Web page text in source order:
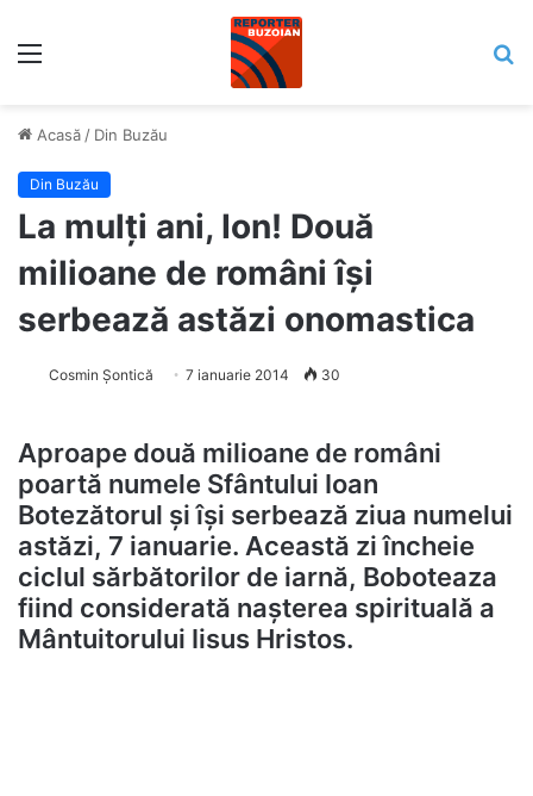
Acasă / Din Buzău
Din Buzău
La mulți ani, Ion! Două
milioane de români își
serbează astăzi onomastica
Cosmin Șontică 7 ianuarie 2014 30
Aproape două milioane de români
poartă numele Sfântului Ioan
Botezătorul şi îşi serbează ziua numelui
astăzi, 7 ianuarie. Această zi încheie
ciclul sărbătorilor de iarnă, Boboteaza
fiind considerată naşterea spirituală a
Mântuitorului Iisus Hristos.